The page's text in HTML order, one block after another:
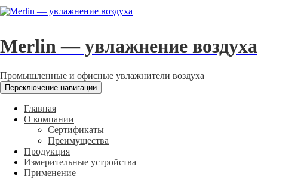
Merlin — увлажнение воздуха
Промышленные и офисные увлажнители воздуха
Переключение навигации
Главная
О компании
Сертификаты
Преимущества
Продукция
Измерительные устройства
Применение